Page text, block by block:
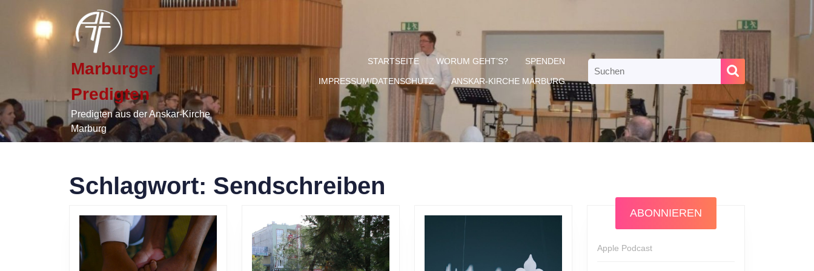
content
Marburger
Predigten
Predigten aus der Anskar-Kirche
Marburg
STARTSEITE WORUM GEHT’S? SPENDEN
IMPRESSUM/DATENSCHUTZ ANSKAR-KIRCHE MARBURG
for:
Schlagwort: Sendschreiben
ABONNIEREN
Apple Podcast